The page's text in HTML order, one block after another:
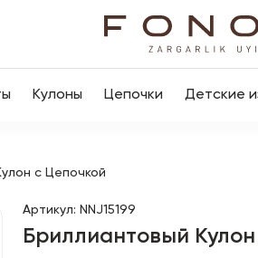
Кулоны Цепочки Детские
с Цепочкой
Артикул: NNJ15199
Бриллиантовый